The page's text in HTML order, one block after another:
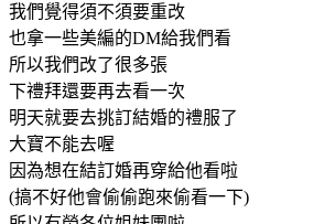
我們覺得須不須要重改
也拿一些美編的DM給我們看
所以我們改了很多張
下禮拜還要再去看一次
明天就要去挑訂結婚的禮服了
大寶不能去喔
因為想在結訂婚再穿給他看啦
(搞不好他會偷偷跑來偷看一下)